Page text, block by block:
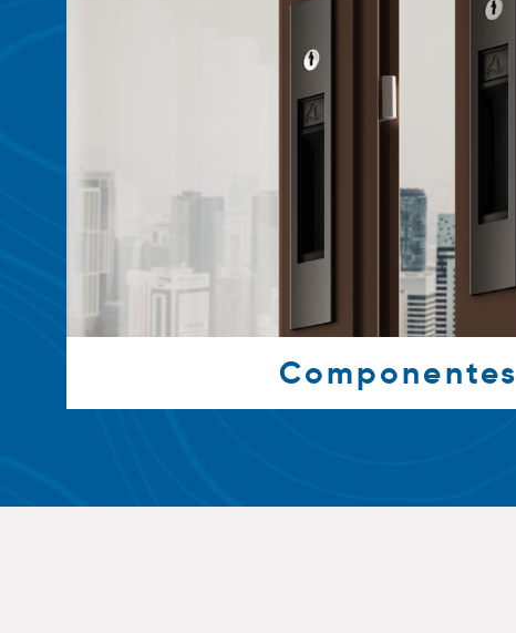
Componentes